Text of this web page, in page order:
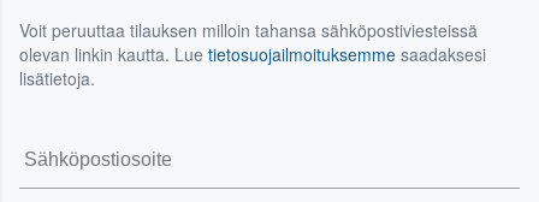
Voit peruuttaa tilauksen milloin tahansa sähköpostiviesteissä
olevan linkin kautta. Lue tietosuojailmoituksemme saadaksesi
lisätietoja.